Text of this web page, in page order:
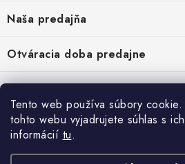
Tento web používa súbory
tohto webu vyjadrujete súhlas s
informácií tu.
p
ä
i
Naša predajňa
Námestie Slobody 1164/1,
946 32 Marcelová
Google map - plánovanie cesty
Pozrite Google mapu
Otváracia doba predajne
Pondelok-Piatok: 8.00-17.00 hod.
Sobota : 8.00-12.00 hod.
Informácie
O nás
Vernostný program
Napíšte nám
Obchodné podmienky
Facebook
Prijímame online platby